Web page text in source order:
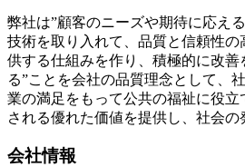
弊社は”顧客のニーズや期待に応え
技術を取り入れて、品質と信頼性
供する仕組みを作り、積極的に改
る”ことを会社の品質理念として、
業の満足をもって公共の福祉に役立
される優れた価値を提供し、社会の
会社情報